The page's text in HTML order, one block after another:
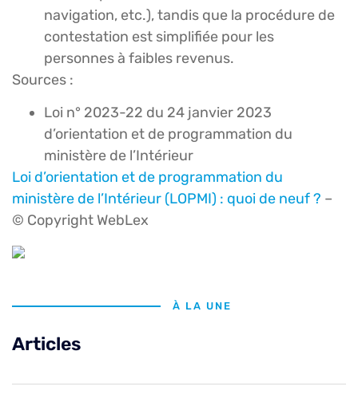
navigation, etc.), tandis que la procédure de
contestation est simplifiée pour les
personnes à faibles revenus.
Sources :
Loi n° 2023-22 du 24 janvier 2023
d’orientation et de programmation du
ministère de l’Intérieur
Loi d’orientation et de programmation du
ministère de l’Intérieur (LOPMI) : quoi de neuf ? –
© Copyright WebLex
À LA UNE
Articles